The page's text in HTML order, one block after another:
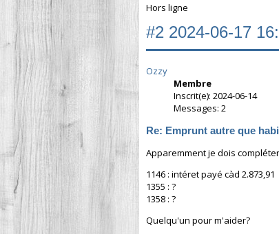
Hors ligne
#2 2024-06-17
Ozzy
Membre
Inscrit(e): 2024-06-14
Messages: 2
Re: Emprunt autre que
Apparemment je dois
1146 : intéret payé càd 2.873,91
1355 : ?
1358 : ?
Quelqu'un pour m'aider?